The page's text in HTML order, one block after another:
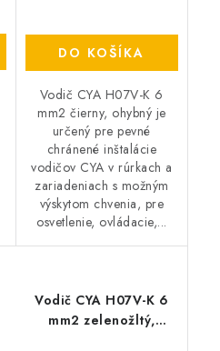
DO KOŠÍKA
Vodič CYA H07V-K 6
mm2 čierny, ohybný je
určený pre pevné
chránené inštalácie
vodičov CYA v rúrkach a
zariadeniach s možným
výskytom chvenia, pre
osvetlenie, ovládacie,...
Vodič CYA H07V-K 6
mm2 zelenožltý,